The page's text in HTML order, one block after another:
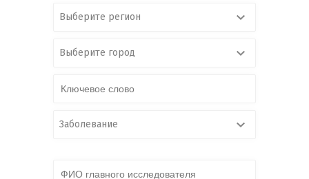
Выберите регион
Выберите город
Заболевание